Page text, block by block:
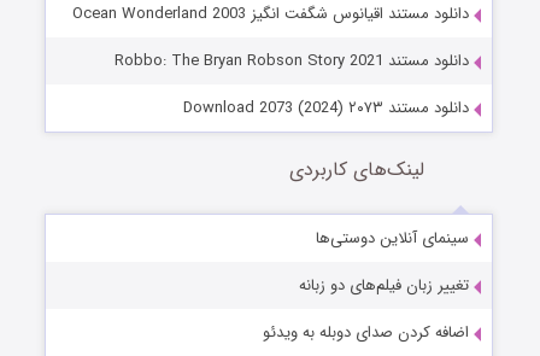
دانلود مستند اقیانوس شگفت انگیز Ocean Wonderland 2003
دانلود مستند Robbo: The Bryan Robson Story 2021
دانلود مستند ۲۰۷۳ Download 2073 (2024)
لینک‌های کاربردی
سینمای آنلاین دوستی‌ها
تغییر زبان فیلم‌های دو زبانه
اضافه کردن صدای دوبله به ویدئو